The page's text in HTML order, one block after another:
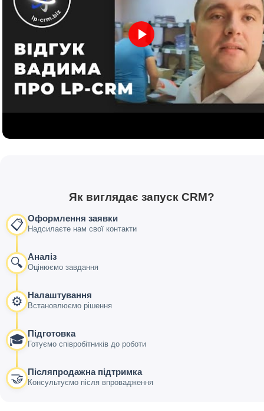
Як виглядає запуск CRM?
📋 Оформлення заявки
Надсилаєте нам свої контакти
🔍 Аналіз
Оцінюємо завдання
⚙️ Налаштування
Встановлюємо рішення
🎓 Підготовка
Готуємо співробітників до роботи
🤝 Післяпродажна підтримка
Консультуємо після впровадження